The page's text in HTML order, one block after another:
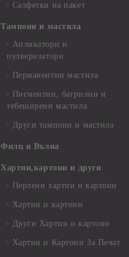
Салфетки на пакет
Тампони и мастила
Апликатори и
пулверизатори
Перманентни мастила
Пигментни, багрилни и
тебеширени мастила
Други тампони и мастила
Филц и Вълна
Хартии,картони и други
Перлени хартии и картони
Хартии и картони
Други Хартии и картони
Хартии и Картони За Печат